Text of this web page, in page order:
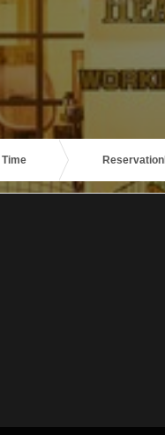
Reservation